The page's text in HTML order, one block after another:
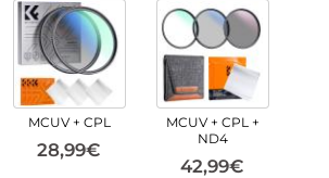
MCUV + CPL
28,99€
MCUV + CPL +
ND4
42,99€